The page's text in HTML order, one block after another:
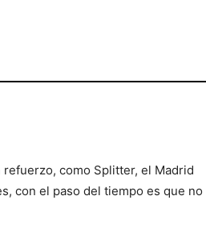
refuerzo, como Splitter, el Madrid
con el paso del tiempo es que no